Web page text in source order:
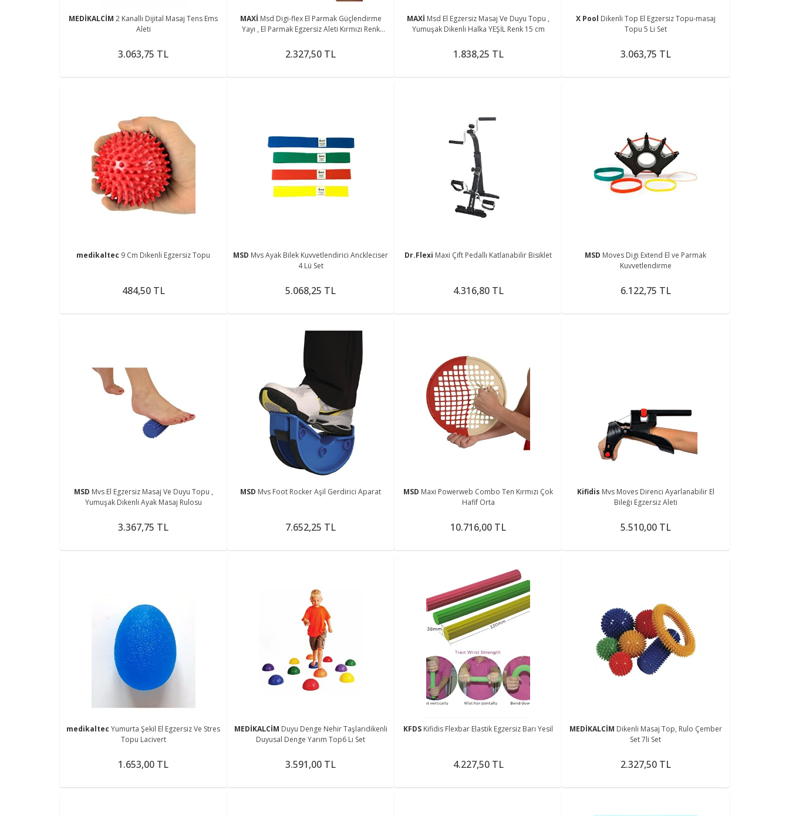
MEDİKALCİM2 Kanallı Dijital Masaj Tens Ems
Aleti
3.063,75 TL
MAXİ Msd Digi-flex El Parmak Güçlendirme
Yayı , El Parmak Egzersiz Aleti Kırmızı Renk
2.327,50 TL
MAXİ Msd El Egzersiz Masaj Ve Duyu Topu ,
Yumuşak Dikenli Halka YEŞİL Renk 15 cm
1.838,25 TL
X Pool Dikenli Top El Egzersiz Topu-masaj
Topu 5 Li Set
3.063,75 TL
medikaltec 9 Cm Dikenli Egzersiz Topu
484,50 TL
MSD Mvs Ayak Bilek Kuvvetlendirici Anckleciser
4 Lü Set
5.068,25 TL
Dr.Flexi Maxi Çift Pedallı Katlanabilir Bisiklet
4.316,80 TL
MSD Moves Digi Extend El ve Parmak
Kuvvetlendirme
6.122,75 TL
MSD Mvs El Egzersiz Masaj Ve Duyu Topu ,
Yumuşak Dikenli Ayak Masaj Rulosu
3.367,75 TL
MSD Mvs Foot Rocker Aşil Gerdirici Aparat
7.652,25 TL
MSD Maxi Powerweb Combo Ten Kırmızı Çok
Hafif Orta
10.716,00 TL
Kifidis Mvs Moves Direnci Ayarlanabilir El
Bileği Egzersiz Aleti
5.510,00 TL
medikaltecYumurta Şekil El Egzersiz Ve Stres
Topu Lacivert
1.653,00 TL
MEDİKALCİM Duyu Denge Nehir Taşlarıdikenli
Duyusal Denge Yarım Top6 Lı Set
3.591,00 TL
KFDS Kifidis Flexbar Elastik Egzersiz Barı Yesil
4.227,50 TL
MEDİKALCİM Dikenli Masaj Top, Rulo Çember
Set 7li Set
2.327,50 TL